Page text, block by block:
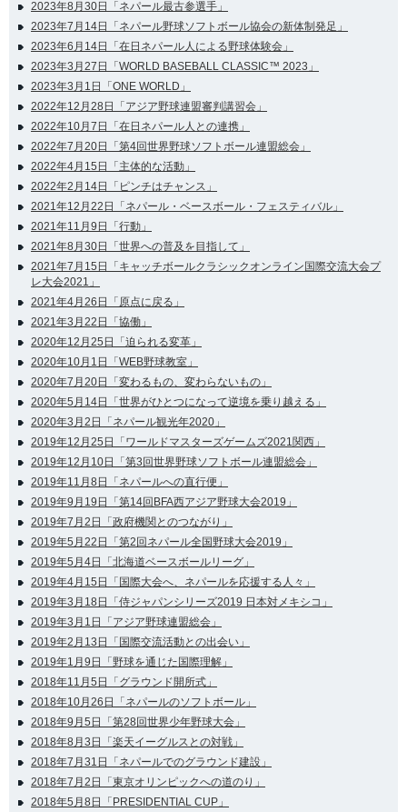
2023年8月30日「ネパール最古参選手」
2023年7月14日「ネパール野球ソフトボール協会の新体制発足」
2023年6月14日「在日ネパール人による野球体験会」
2023年3月27日「WORLD BASEBALL CLASSIC™ 2023」
2023年3月1日「ONE WORLD」
2022年12月28日「アジア野球連盟審判講習会」
2022年10月7日「在日ネパール人との連携」
2022年7月20日「第4回世界野球ソフトボール連盟総会」
2022年4月15日「主体的な活動」
2022年2月14日「ピンチはチャンス」
2021年12月22日「ネパール・ベースボール・フェスティバル」
2021年11月9日「行動」
2021年8月30日「世界への普及を目指して」
2021年7月15日「キャッチボールクラシックオンライン国際交流大会プ
レ大会2021」
2021年4月26日「原点に戻る」
2021年3月22日「協働」
2020年12月25日「迫られる変革」
2020年10月1日「WEB野球教室」
2020年7月20日「変わるもの、変わらないもの」
2020年5月14日「世界がひとつになって逆境を乗り越える」
2020年3月2日「ネパール観光年2020」
2019年12月25日「ワールドマスターズゲームズ2021関西」
2019年12月10日「第3回世界野球ソフトボール連盟総会」
2019年11月8日「ネパールへの直行便」
2019年9月19日「第14回BFA西アジア野球大会2019」
2019年7月2日「政府機関とのつながり」
2019年5月22日「第2回ネパール全国野球大会2019」
2019年5月4日「北海道ベースボールリーグ」
2019年4月15日「国際大会へ、ネパールを応援する人々」
2019年3月18日「侍ジャパンシリーズ2019 日本対メキシコ」
2019年3月1日「アジア野球連盟総会」
2019年2月13日「国際交流活動との出会い」
2019年1月9日「野球を通じた国際理解」
2018年11月5日「グラウンド開所式」
2018年10月26日「ネパールのソフトボール」
2018年9月5日「第28回世界少年野球大会」
2018年8月3日「楽天イーグルスとの対戦」
2018年7月31日「ネパールでのグラウンド建設」
2018年7月2日「東京オリンピックへの道のり」
2018年5月8日「PRESIDENTIAL CUP」